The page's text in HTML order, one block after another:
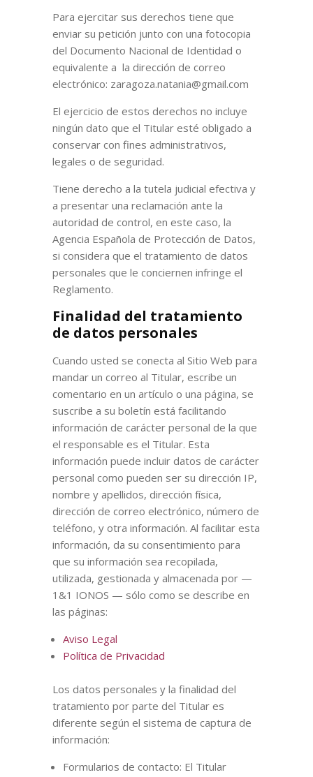
Para ejercitar sus derechos tiene que
enviar su petición junto con una fotocopia
del Documento Nacional de Identidad o
equivalente a la dirección de correo
electrónico: zaragoza.natania@gmail.com
El ejercicio de estos derechos no incluye
ningún dato que el Titular esté obligado a
conservar con fines administrativos,
legales o de seguridad.
Tiene derecho a la tutela judicial efectiva y
a presentar una reclamación ante la
autoridad de control, en este caso, la
Agencia Española de Protección de Datos,
si considera que el tratamiento de datos
personales que le conciernen infringe el
Reglamento.
Finalidad del tratamiento
de datos personales
Cuando usted se conecta al Sitio Web para
mandar un correo al Titular, escribe un
comentario en un artículo o una página, se
suscribe a su boletín está facilitando
información de carácter personal de la que
el responsable es el Titular. Esta
información puede incluir datos de carácter
personal como pueden ser su dirección IP,
nombre y apellidos, dirección física,
dirección de correo electrónico, número de
teléfono, y otra información. Al facilitar esta
información, da su consentimiento para
que su información sea recopilada,
utilizada, gestionada y almacenada por —
1&1 IONOS — sólo como se describe en
las páginas:
Aviso Legal
Política de Privacidad
Los datos personales y la finalidad del
tratamiento por parte del Titular es
diferente según el sistema de captura de
información:
Formularios de contacto: El Titular